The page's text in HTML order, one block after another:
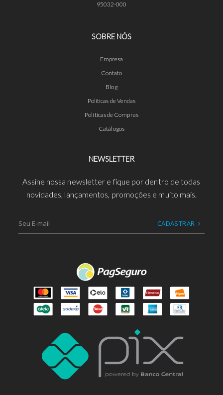
95032-000
SOBRE NÓS
Empresa
Contato
Blog
Políticas de Vendas
Políticas de Compras
Catálogos
NEWSLETTER
Assine nossa newsletter e fique por dentro de todas
novidades, lançamentos, promoções e muito mais.
CADASTRAR